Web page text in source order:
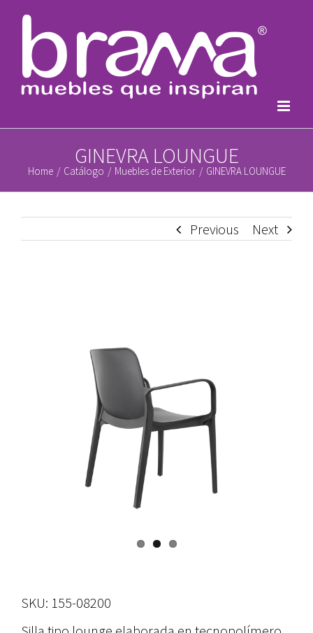
content
GINEVRA LOUNGUE
Home / Catálogo / Muebles de Exterior / GINEVRA LOUNGUE
Previous Next
SKU: 155-08200